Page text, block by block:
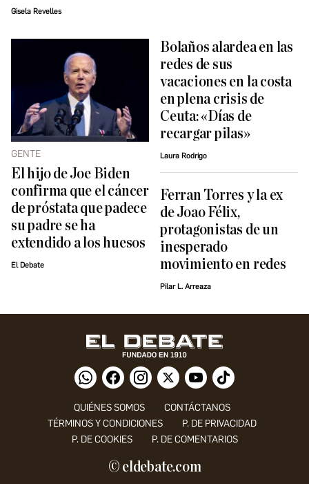
Gisela Revelles
GENTE
El hijo de Joe Biden
confirma que el cáncer
de próstata que padece
su padre se ha
extendido a los huesos
El Debate
Bolaños alardea en las
redes de sus
vacaciones en la costa
en plena crisis de
Ceuta: «Días de
recargar pilas»
Laura Rodrigo
Ferran Torres y la ex
de Joao Félix,
protagonistas de un
inesperado
movimiento en redes
Pilar L. Arreaza
QUIÉNES SOMOS
CONTÁCTANOS
TÉRMINOS Y CONDICIONES
P. DE PRIVACIDAD
P. DE COOKIES
P. DE COMENTARIOS
© eldebate.com